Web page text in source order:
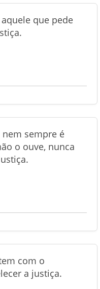
que pede
sempre é
o ouve, nunca
com o
a justiça.